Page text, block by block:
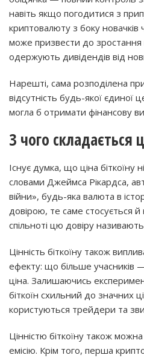
навіть якщо погодитися з
криптовалюту з боку новачків
може призвести до зростання
одержують дивідендів від
Нарешті, сама розподілена
відсутність будь-якої єдиної
могла б отримати фінансову
З чого складається
Існує думка, що ціна біткоїну
словами Джеймса Рікардса,
війни», будь-яка валюта в
довірою, те саме стосується й
спільноті цю довіру
Цінність біткоїну також
ефекту: що більше учасників
ціна. Залишаючись
біткоїн схильний до значних
користуються трейдери та
Цінністю біткоїну також
емісію. Крім того, перша